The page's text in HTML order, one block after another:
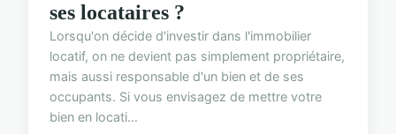
ses locataires ?
Lorsqu'on décide d'investir dans l'immobilier
locatif, on ne devient pas simplement propriétaire,
mais aussi responsable d'un bien et de ses
occupants. Si vous envisagez de mettre votre
bien en locati...